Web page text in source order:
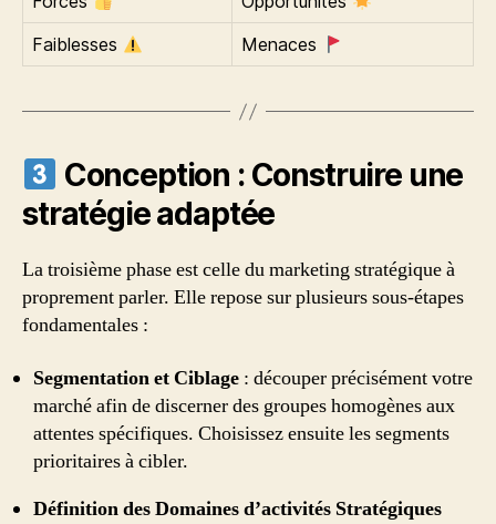
Faiblesses
Menaces
Conception : Construire une
stratégie adaptée
La troisième phase est celle du marketing stratégique à
proprement parler. Elle repose sur plusieurs sous-étapes
fondamentales :
Segmentation et Ciblage : découper précisément votre
marché afin de discerner des groupes homogènes aux
attentes spécifiques. Choisissez ensuite les segments
prioritaires à cibler.
Définition des Domaines d’activités Stratégiques